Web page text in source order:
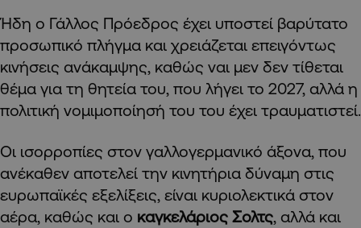
Ήδη ο Γάλλος Πρόεδρος έχει υποστεί βαρύτατο
προσωπικό πλήγμα και χρειάζεται επειγόντως
κινήσεις ανάκαμψης, καθώς ναι μεν δεν τίθεται
θέμα για τη θητεία του, που λήγει το 2027, αλλά η
πολιτική νομιμοποίησή του του έχει τραυματιστεί.
Οι ισορροπίες στον γαλλογερμανικό άξονα, που
ανέκαθεν αποτελεί την κινητήρια δύναμη στις
ευρωπαϊκές εξελίξεις, είναι κυριολεκτικά στον
αέρα, καθώς και ο καγκελάριος Σολτς, αλλά και